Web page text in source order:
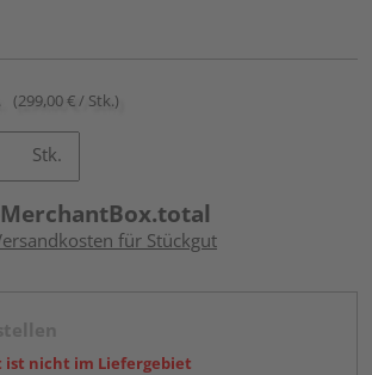
(299,00 € / Stk.)
Stk.
für Stückgut
ist nicht im Liefergebiet